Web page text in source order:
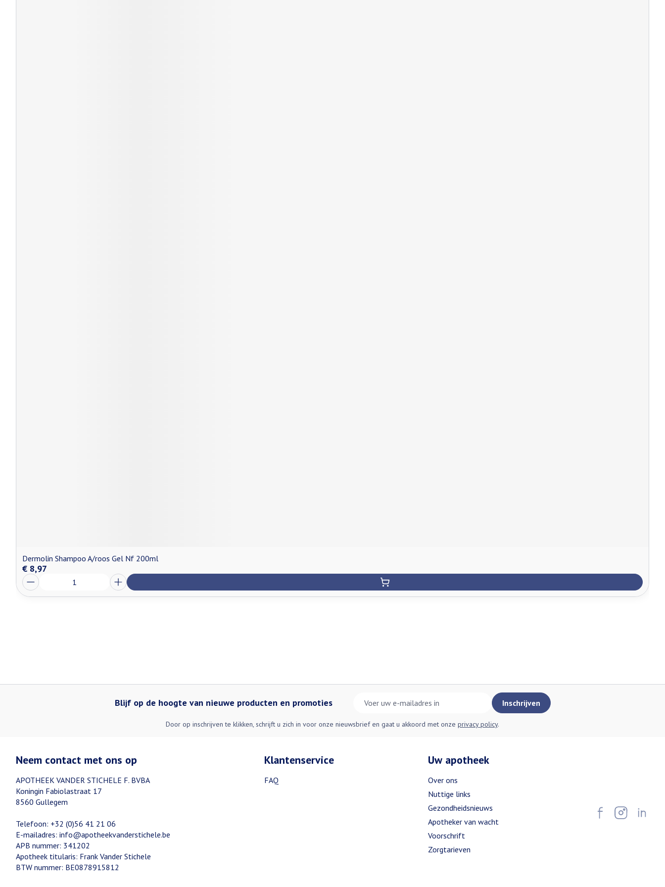
Dermolin Shampoo A/roos Gel Nf 200ml
€ 8,97
Aantal
Blijf op de hoogte van nieuwe producten en promoties Inschrijven
Door op inschrijven te klikken, schrijft u zich in voor onze nieuwsbrief en gaat u akkoord met onze privacy policy.
Neem contact met ons op
APOTHEEK VANDER STICHELE F. BVBA
Koningin Fabiolastraat 17
8560 Gullegem
Telefoon: +32 (0)56 41 21 06
E-mailadres: info@apotheekvanderstichele.be
APB nummer: 341202
Apotheek titularis: Frank Vander Stichele
BTW nummer: BE0878915812
Klantenservice
FAQ
Uw apotheek
Over ons
Nuttige links
Gezondheidsnieuws
Apotheker van wacht
Voorschrift
Zorgtarieven